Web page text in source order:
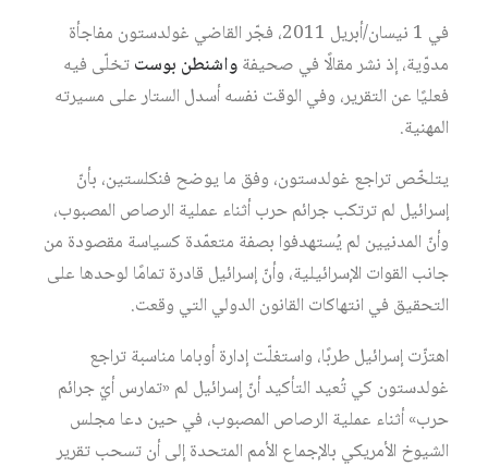
في 1 نيسان/أبريل 2011، فجّر القاضي غولدستون مفاجأة
مدوّية، إذ نشر مقالًا في صحيفةواشنطن بوستتخلّى فيه
فعليًا عن التقرير، وفي الوقت نفسه أسدل الستار على مسيرته
المهنية.
يتلخّص تراجع غولدستون، وفق ما يوضح فنكلستين، بأنّ
إسرائيل لم ترتكب جرائم حرب أثناء عملية الرصاص المصبوب،
وأنّ المدنيين لم يُستهدفوا بصفة متعمّدة كسياسة مقصودة من
جانب القوات الإسرائيلية، وأنّ إسرائيل قادرة تمامًا لوحدها على
التحقيق في انتهاكات القانون الدولي التي وقعت.
اهتزّت إسرائيل طربًا، واستغلّت إدارة أوباما مناسبة تراجع
غولدستون كي تُعيد التأكيد أنّ إسرائيل لم «تمارس أيّ جرائم
حرب» أثناء عملية الرصاص المصبوب، في حين دعا مجلس
الشيوخ الأمريكي بالإجماع الأمم المتحدة إلى أن تسحب تقرير